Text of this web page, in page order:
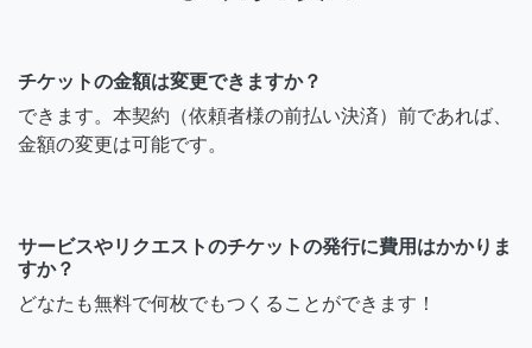
チケットの金額は変更できますか？
できます。本契約（依頼者様の前払い決済）前であれば、
金額の変更は可能です。
サービスやリクエストのチケットの発行に費用はかかりま
すか？
どなたも無料で何枚でもつくることができます！